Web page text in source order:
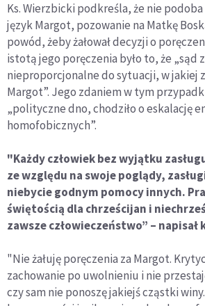
Ks. Wierzbicki podkreśla, że nie
język Margot, pozowanie na Matkę
powód, żeby żałował decyzji o
istotą jego poręczenia było to, że „sąd
nieproporcjonalne do sytuacji, w jakiej
Margot”. Jego zdaniem w tym
„polityczne dno, chodziło o eskalację
homofobicznych”.
"Każdy człowiek bez wyjątku
ze względu na swoje poglądy,
niebycie godnym pomocy innych.
świętością dla chrześcijan i
zawsze człowieczeństwo” – napisał
"Nie żałuję poręczenia za Margot.
zachowanie po uwolnieniu i nie
czy sam nie ponoszę jakiejś cząstki